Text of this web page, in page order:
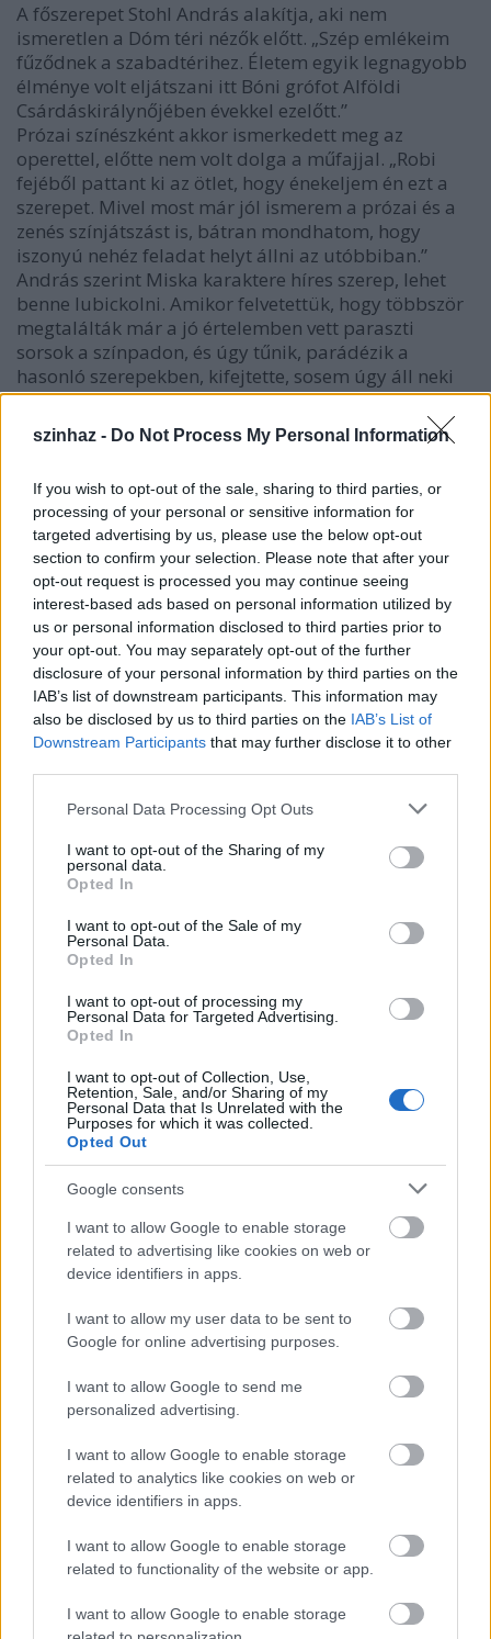
szinhaz - Do Not Process My Personal Information
If you wish to opt-out of the sale, sharing to third parties, or
processing of your personal or sensitive information for
targeted advertising by us, please use the below opt-out
section to confirm your selection. Please note that after your
opt-out request is processed you may continue seeing
interest-based ads based on personal information utilized by
us or personal information disclosed to third parties prior to
your opt-out. You may separately opt-out of the further
disclosure of your personal information by third parties on the
IAB’s list of downstream participants. This information may
also be disclosed by us to third parties on the IAB’s List of
Downstream Participants that may further disclose it to other
Please note that this website/app uses one or more Google
not limited to your visit or usage behaviour. You may click to
grant or deny consent to Google and its third-party tags to
use your data for below specified purposes in below Google
consent section.
Personal Data Processing Opt Outs
I want to opt-out of the Sharing of my
personal data.
Opted In
I want to opt-out of the Sale of my
Personal Data.
Opted In
I want to opt-out of processing my
Personal Data for Targeted Advertising.
Opted In
I want to opt-out of Collection, Use,
Retention, Sale, and/or Sharing of my
Personal Data that Is Unrelated with the
Purposes for which it was collected.
Opted Out
Google consents
I want to allow Google to enable storage
related to advertising like cookies on web or
device identifiers in apps.
I want to allow my user data to be sent to
Google for online advertising purposes.
I want to allow Google to send me
personalized advertising.
I want to allow Google to enable storage
related to analytics like cookies on web or
device identifiers in apps.
I want to allow Google to enable storage
related to functionality of the website or app.
I want to allow Google to enable storage
A főszerepet Stohl András alakítja, aki nem
ismeretlen a Dóm téri nézők előtt. „Szép emlékeim
fűződnek a szabadtérihez. Életem egyik legnagyobb
élménye volt eljátszani itt Bóni grófot Alföldi
Csárdáskirálynőjében évekkel ezelőtt.”
Prózai színészként akkor ismerkedett meg az
operettel, előtte nem volt dolga a műfajjal. „Robi
fejéből pattant ki az ötlet, hogy énekeljem én ezt a
szerepet. Mivel most már jól ismerem a prózai és a
zenés színjátszást is, bátran mondhatom, hogy
iszonyú nehéz feladat helyt állni az utóbbiban.”
András szerint Miska karaktere híres szerep, lehet
benne lubickolni. Amikor felvetettük, hogy többször
megtalálták már a jó értelemben vett paraszti
sorsok a színpadon, és úgy tűnik, parádézik a
hasonló szerepekben, kifejtette, sosem úgy áll neki
egy feladatnak, hogy a jellem vajon felszínes-e vagy
sem. „Mindegyik egy-egy külön személyiség, melyet
teljes egészében át kell szűrnöm saját magamon. Ha
a nézőnek, hogy ez a típus nekem megy, jól áll, az
nagy elismerés.”
Bízik a Mágnás koncepciójában. „Én aztán igazán
Alföldi-színész vagyok. Összeszámoltuk: engem
foglalkoztatott legtöbbet a rendezéseiben. Ismerem
eléggé ahhoz, hogy tudjam, mindenhez ízléssel
nyúl.” Erről a nézők is megbizonyosodhatnak a Dóm
téren: a Mágnás Miskát augusztus 17-én, 18-án, 19-
én és 20-án láthatják.
Szirmai Albert: MÁGNÁS MISKA
Átdolgozta:Békeffy István és Kaszó Elek
Szabadtéri változat 2012 Szeged:
Vörös Róbert
Özvegy Korláthné, a nagymama: MOLNÁR PIROSKA
Korláth gróf HIRTLING ISTVÁN
Rolla grófnő, a leányuk: RÁCZ RITA
Técsei Tixi gróf: LÁSZLÓ ZSOLT
Récsei Mixi gróf: ZNAMENÁK ISTVÁN
Baracs István: HAJA ZSOLT
Miska, lovászgyerek: STOHL ANDRÁS
Leopold, inas: SZATORY DÁVID
szolgák, szobalányok
Közreműködik a Szegedi Szabadtéri Játékok
Szimfonikus Zenekar